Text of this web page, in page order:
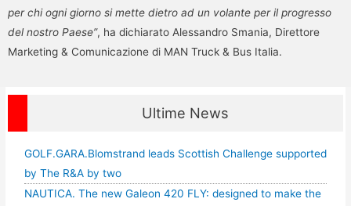
per chi ogni giorno si mette dietro ad un volante per il progresso
del nostro Paese”, ha dichiarato Alessandro Smania, Direttore
Marketing & Comunicazione di MAN Truck & Bus Italia.
Ultime News
GOLF.GARA.Blomstrand leads Scottish Challenge supported
by The R&A by two
NAUTICA. The new Galeon 420 FLY: designed to make the